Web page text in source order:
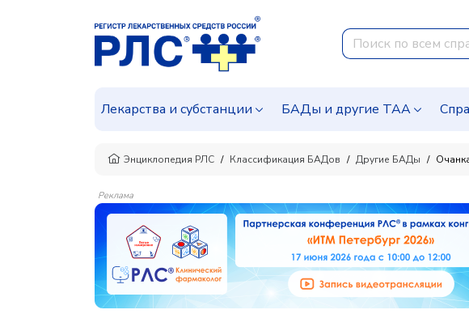
Лекарства и субстанции БАДы и другие ТАА
Энциклопедия РЛС Классификация БАДов Другие БАДы
Реклама